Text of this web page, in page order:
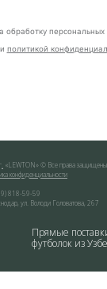
обработку
политикой
«LEWTON» © Все права защищены
конфиденциальности
818-59-59
, ул. Володи Головатова, 267
Прямые
футболок из